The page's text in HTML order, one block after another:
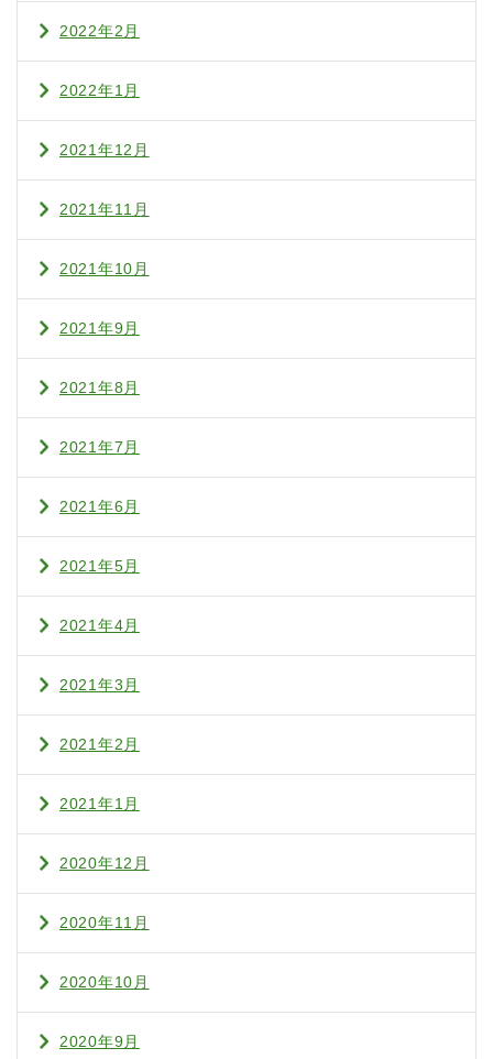
2022年2月
2022年1月
2021年12月
2021年11月
2021年10月
2021年9月
2021年8月
2021年7月
2021年6月
2021年5月
2021年4月
2021年3月
2021年2月
2021年1月
2020年12月
2020年11月
2020年10月
2020年9月